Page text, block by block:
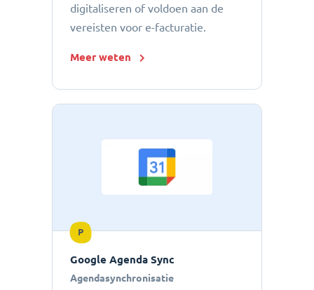
digitaliseren of voldoen aan de
vereisten voor e-facturatie.
Meer weten
P
Google Agenda Sync
Agendasynchronisatie